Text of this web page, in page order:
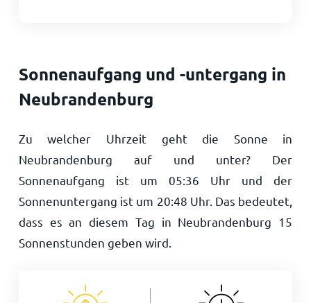
Sonnenaufgang und -untergang in
Neubrandenburg
Zu welcher Uhrzeit geht die Sonne in
Neubrandenburg auf und unter? Der
Sonnenaufgang ist um 05:36 Uhr und der
Sonnenuntergang ist um 20:48 Uhr. Das bedeutet,
dass es an diesem Tag in Neubrandenburg 15
Sonnenstunden geben wird.